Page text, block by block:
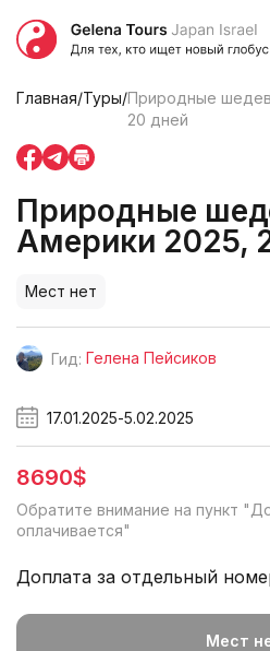
Главная/Туры/Природные
20 дней
Природные
Америки 2025,
Мест нет
Гид: Гелена Пейсиков
17.01.2025-5.02.2025
8690$
Обратите внимание на пункт "
оплачивается"
Доплата за отдельный
Мест